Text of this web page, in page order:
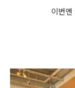
이번엔